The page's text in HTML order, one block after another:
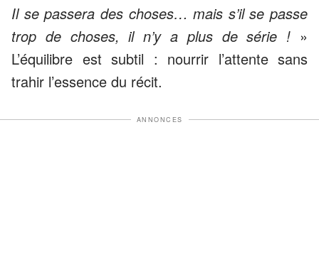
Il se passera des choses… mais s’il se passe
trop de choses, il n’y a plus de série ! »
L’équilibre est subtil : nourrir l’attente sans
trahir l’essence du récit.
ANNONCES